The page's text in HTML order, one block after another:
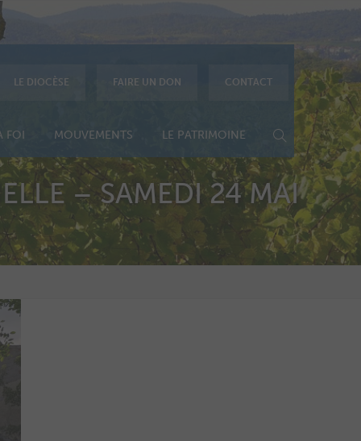
LE DIOCÈSE FAIRE UN DON CONTACT
FOI MOUVEMENTS LE PATRIMOINE
– SAMEDI 24 MAI